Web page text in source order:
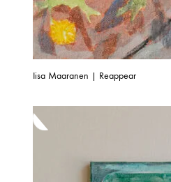
Iisa Maaranen | Reappear